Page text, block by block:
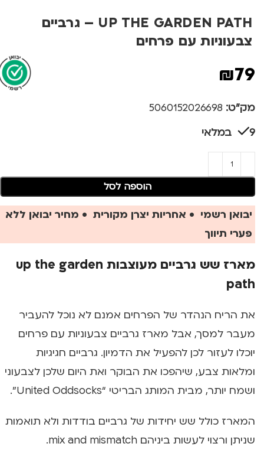
UP THE GARDEN PATH – גרביים
צבעוניות עם פרחים
₪79
מק"ט: 5060152026698
9 במלאי
הוספה לסל
יבואן רשמי • אחריות יצרן מקורית • מחיר יבואן ללא
פערי תיווך
מארז שש גרביים מעוצבות up the garden
path
את הריח הנהדר של הפרחים אמנם לא נוכל להעביר
מעבר למסך, אבל מארז גרביים צבעוניות עם פרחים
יוכלו לעזור לכן להפעיל את הדמיון. גרביים חגיגיות
ומלאות צבע, שיהפכו את הבוקר ואת היום שלכן לצבעוני
ושמח יותר, מבית המותג הבריטי “United Oddsocks”.
המארז כולל שש יחידות של גרביים בודדות ולא תואמות
שניתן ורצוי לעשות ביניהם mix and mismatch.